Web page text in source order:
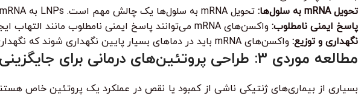
تحویل mRNA به سلول‌ها:
تحویل mRNA به سلول‌ها یک چالش مهم است. LNPs به mRNA کمک می‌کنند تا از غشای سلولی عبور کند و وارد سیتوپلاسم سلول شود.
پاسخ ایمنی نامطلوب: واکسن‌های mRNA می‌توانند پاسخ ایمنی نامطلوب مانند التهاب ایجاد کنند.
نگهداری و توزیع: واکسن‌های mRNA باید در دماهای بسیار پایین نگهداری شوند که نگهداری و توزیع آنها را چالش‌برانگیز می‌کند.
مطالعه موردی 3: طراحی پروتئین‌های درمانی برای جایگزینی پروتئین‌های کمبود
بسیاری از بیماری‌های ژنتیکی ناشی از کمبود یا نقص در عملکرد یک پروتئین خاص